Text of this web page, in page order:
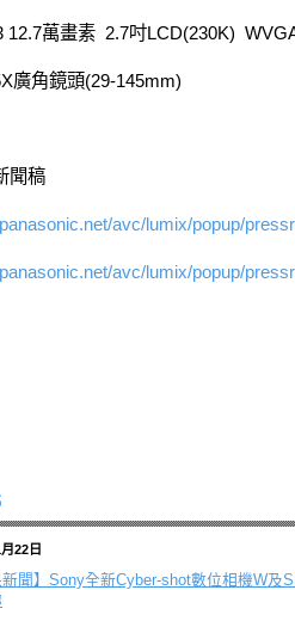
12.7萬畫素 2.7吋LCD(230K)
廣角鏡頭(29-145mm)
聞稿
avc/lumix/popup/
avc/lumix/popup/
22日
聞】 Sony全新Cyber-shot數位相機W及